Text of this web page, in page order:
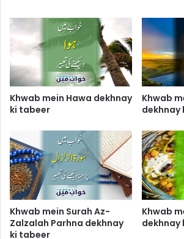
Khwab mein Hawa dekhnay
ki tabeer
Khwab
dekhnay
Khwab mein Surah Az-
Zalzalah Parhna dekhnay
ki tabeer
Khwab
dekhnay